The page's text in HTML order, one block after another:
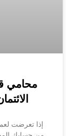
محامي
إذا تعرضت